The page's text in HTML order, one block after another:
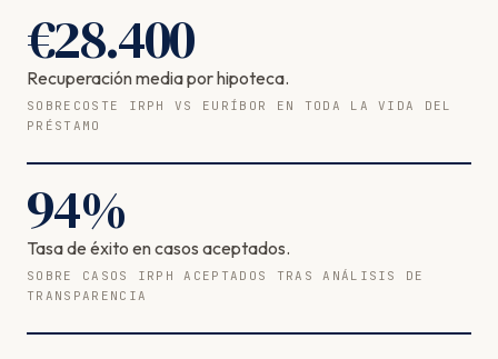
€28.400
Recuperación media por hipoteca.
SOBRECOSTE IRPH VS EURÍBOR EN TODA LA VIDA DEL
PRÉSTAMO
94%
Tasa de éxito en casos aceptados.
SOBRE CASOS IRPH ACEPTADOS TRAS ANÁLISIS DE
TRANSPARENCIA